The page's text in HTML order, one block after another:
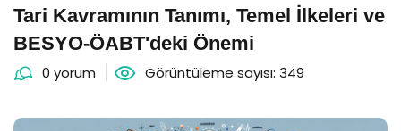
Tari Kavramının Tanımı, Temel İlkeleri ve
BESYO-ÖABT'deki Önemi
0 yorum Görüntüleme sayısı: 349